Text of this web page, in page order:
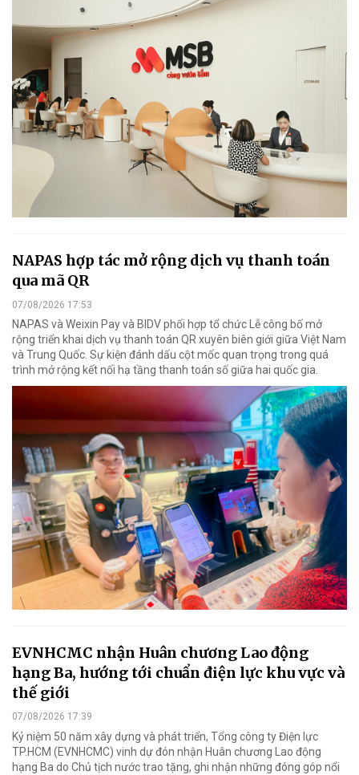
NAPAS hợp tác mở rộng dịch vụ thanh toán
qua mã QR
07/08/2026 17:53
NAPAS và Weixin Pay và BIDV phối hợp tổ chức Lễ công bố mở
rộng triển khai dịch vụ thanh toán QR xuyên biên giới giữa Việt Nam
và Trung Quốc. Sự kiện đánh dấu cột mốc quan trọng trong quá
trình mở rộng kết nối hạ tầng thanh toán số giữa hai quốc gia.
EVNHCMC nhận Huân chương Lao động
hạng Ba, hướng tới chuẩn điện lực khu vực và
thế giới
07/08/2026 17:39
Kỷ niệm 50 năm xây dựng và phát triển, Tổng công ty Điện lực
TP.HCM (EVNHCMC) vinh dự đón nhận Huân chương Lao động
hạng Ba do Chủ tịch nước trao tặng, ghi nhận những đóng góp nổi